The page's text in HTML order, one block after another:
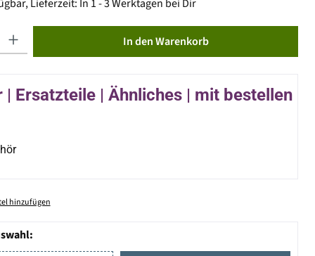
Lieferzeit: In 1 - 3 Werktagen bei Dir
In den Warenkorb
| Ersatzteile | Ähnliches | mit bestellen
hinzufügen